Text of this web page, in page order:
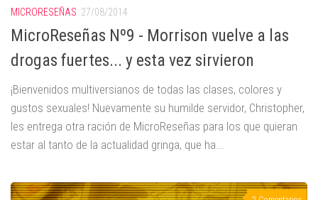
MICRORESEÑAS 27/08/2014
MicroReseñas Nº9 - Morrison vuelve a las
drogas fuertes... y esta vez sirvieron
¡Bienvenidos multiversianos de todas las clases, colores y
gustos sexuales! Nuevamente su humilde servidor, Christopher,
les entrega otra ración de MicroReseñas para los que quieran
estar al tanto de la actualidad gringa, que ha...